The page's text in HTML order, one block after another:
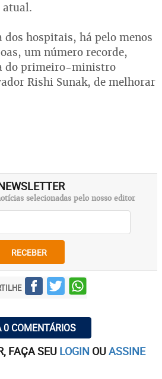
atual.
dos hospitais, há pelo menos
um número recorde,
do primeiro-ministro
Rishi Sunak, de melhorar
selecionadas pelo nosso editor
RECEBER
0 COMENTÁRIOS
FAÇA SEU LOGIN OUASSINE